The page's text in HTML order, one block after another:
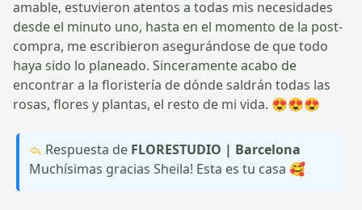
amable, estuvieron atentos a todas mis necesidades
desde el minuto uno, hasta en el momento de la post-
compra, me escribieron asegurándose de que todo
haya sido lo planeado. Sinceramente acabo de
encontrar a la floristería de dónde saldrán todas las
rosas, flores y plantas, el resto de mi vida. 😍😍😍
Respuesta de FLORESTUDIO | Barcelona
Muchísimas gracias Sheila! Esta es tu casa 🥰